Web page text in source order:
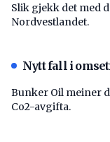
Slik gjekk det med
Nordvestlandet.
Nytt fall i
Bunker Oil meiner
Co2-avgifta.